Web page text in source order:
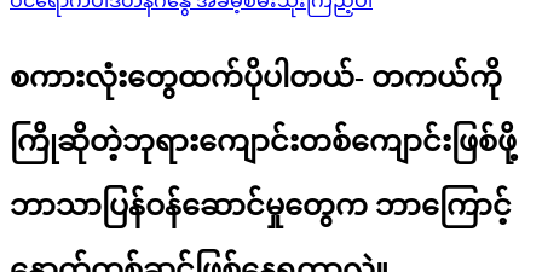
စကားလုံးတွေထက်ပိုပါတယ်- တကယ်ကို
ကြိုဆိုတဲ့ဘုရားကျောင်းတစ်ကျောင်းဖြစ်ဖို့
ဘာသာပြန်ဝန်ဆောင်မှုတွေက ဘာကြောင့်